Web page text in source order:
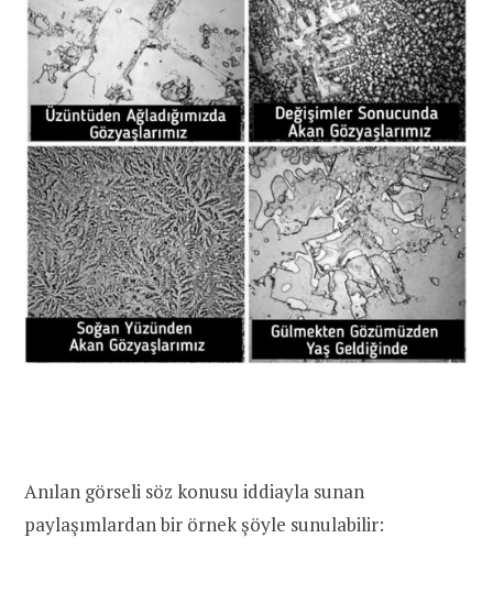
Anılan görseli söz konusu iddiayla sunan
paylaşımlardan bir örnek şöyle sunulabilir: